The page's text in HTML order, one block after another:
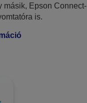
másik, Epson Connect-
is.